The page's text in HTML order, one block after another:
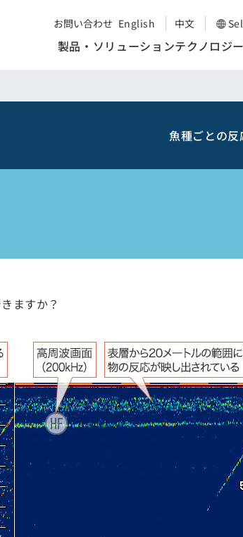
お問い合わせ English 中文
製品・ソリューションテクノロジー
魚種ごとの反
ますか？